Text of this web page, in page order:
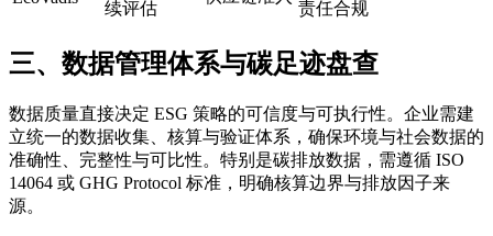
续评估
责任合规
三、数据管理体系与碳足迹盘查
数据质量直接决定 ESG 策略的可信度与可执行性。企业需建
立统一的数据收集、核算与验证体系，确保环境与社会数据的
准确性、完整性与可比性。特别是碳排放数据，需遵循 ISO
14064 或 GHG Protocol 标准，明确核算边界与排放因子来
源。